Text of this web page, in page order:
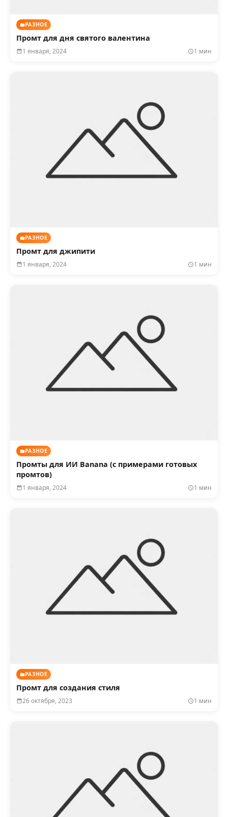
РАЗНОЕ
Промт для дня святого валентина
1 января, 2024 1 мин
РАЗНОЕ
Промт для джипити
1 января, 2024 1 мин
РАЗНОЕ
Промты для ИИ Banana (с примерами готовых
промтов)
1 января, 2024 1 мин
РАЗНОЕ
Промт для создания стиля
26 октября, 2023 1 мин